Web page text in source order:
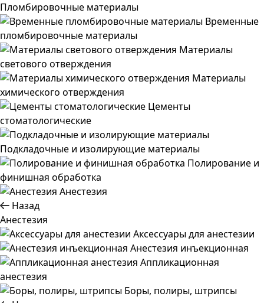
Пломбировочные материалы
Временные
пломбировочные материалы
Материалы
светового отверждения
Материалы
химического отверждения
Цементы
стоматологические
Подкладочные и изолирующие материалы
Полирование и
финишная обработка
Анестезия
Назад
Анестезия
Аксессуары для анестезии
Анестезия инъекционная
Аппликационная
анестезия
Боры, полиры, штрипсы